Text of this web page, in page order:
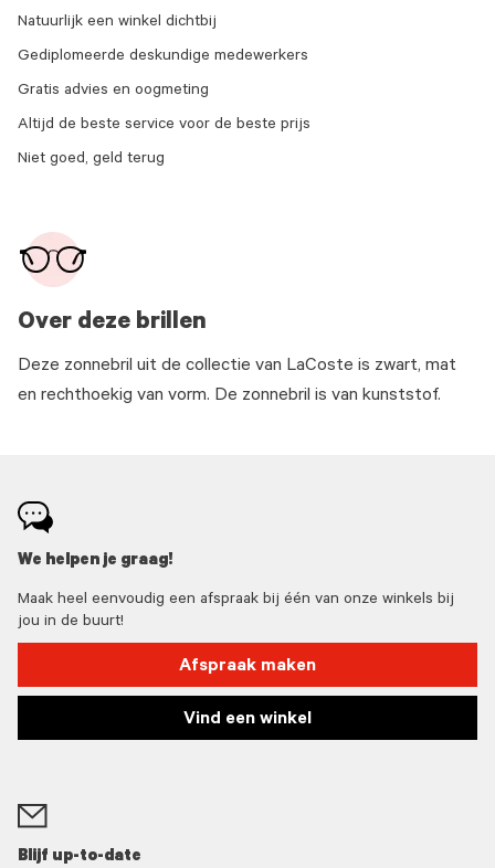
Over deze brillen
Deze zonnebril uit de collectie van LaCoste is zwart, mat
en rechthoekig van vorm. De zonnebril is van kunststof.
Natuurlijk een winkel dichtbij
Gediplomeerde deskundige medewerkers
Gratis advies en oogmeting
Altijd de beste service voor de beste prijs
Niet goed, geld terug
We helpen je graag!
Maak heel eenvoudig een afspraak bij één van onze winkels bij
jou in de buurt!
Afspraak maken
Vind een winkel
Blijf up-to-date